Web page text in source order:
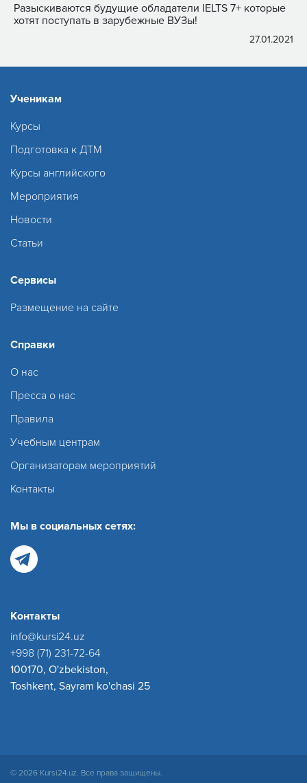
Разыскиваются будущие обладатели IELTS 7+ которые
хотят поступать в зарубежные ВУЗы!
27.01.2021
Ученикам
Курсы
Подготовка к ДТМ
Курсы английского
Мероприятия
Новости
Статьи
Сервисы
Размещение на сайте
Справки
О нас
Пресса о нас
Правила
Учебным центрам
Организаторам мероприятий
Контакты
Мы в социальных сетях:
Контакты
info@kursi24.uz
+998 (71) 231-72-64
100170, O'zbekiston,
Toshkent, Sayram ko'chasi 25
© 2026 Kursi24.uz. Все права защищены.